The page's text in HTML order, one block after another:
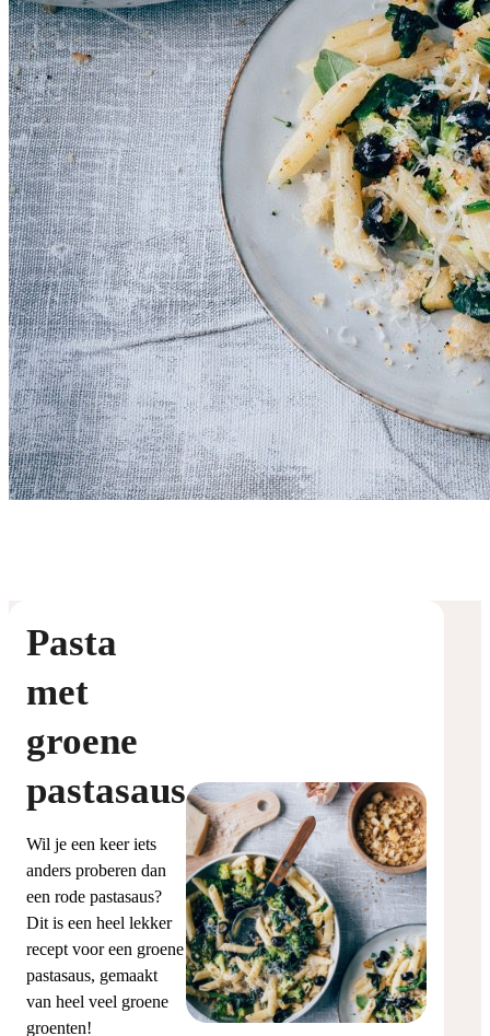
Pasta
met
groene
pastasaus
Wil je een keer iets
anders proberen dan
een rode pastasaus?
Dit is een heel lekker
recept voor een groene
pastasaus, gemaakt
van heel veel groene
groenten!